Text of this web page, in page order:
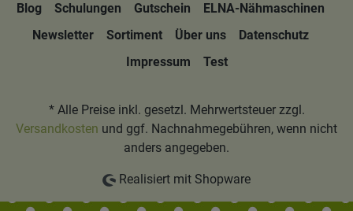
Blog Schulungen Gutschein
ELNA-Nähmaschinen
Newsletter
Sortiment Über uns
Datenschutz
Impressum
Test
* Alle Preise inkl. gesetzl. Mehrwertsteuer zzgl.
Versandkosten und ggf. Nachnahmegebühren, wenn nicht
anders angegeben.
Realisiert mit Shopware